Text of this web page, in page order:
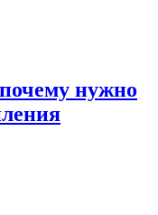
нужно